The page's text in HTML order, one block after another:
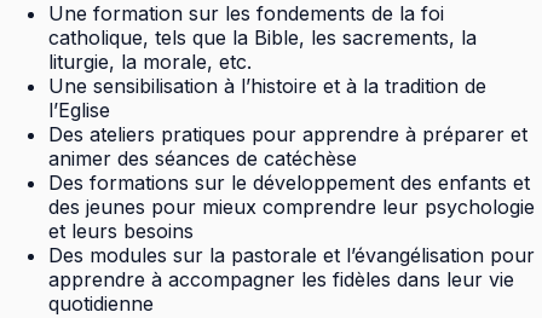
Une formation sur les fondements de la foi
catholique, tels que la Bible, les sacrements, la
liturgie, la morale, etc.
Une sensibilisation à l’histoire et à la tradition de
l’Eglise
Des ateliers pratiques pour apprendre à préparer et
animer des séances de catéchèse
Des formations sur le développement des enfants et
des jeunes pour mieux comprendre leur psychologie
et leurs besoins
Des modules sur la pastorale et l’évangélisation pour
apprendre à accompagner les fidèles dans leur vie
quotidienne